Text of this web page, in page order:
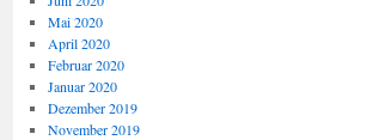
Mai 2020
April 2020
Februar 2020
Januar 2020
Dezember 2019
November 2019